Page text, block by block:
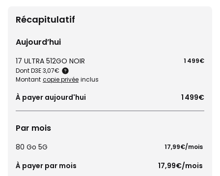
Récapitulatif
Aujourd’hui
17 ULTRA 512GO NOIR
Dont D3E 3,07€
Montant copie privée inclus
1 499€
À payer aujourd'hui 1 499€
Par mois
80 Go 5G 17,99€/mois
À payer par mois 17,99€/mois